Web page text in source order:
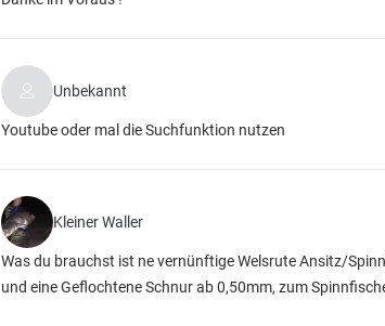
Unbekannt
Youtube oder mal die Suchfunktion nutzen
Kleiner Waller
Was du brauchst ist ne vernünftige Welsrute Ansitz/
und eine Geflochtene Schnur ab 0,50mm, zum